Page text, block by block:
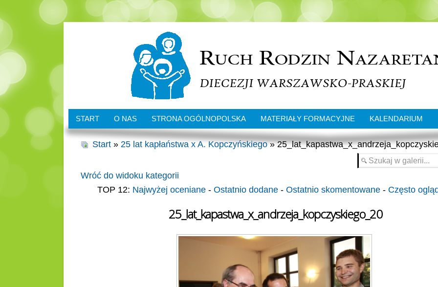
START O NAS STRONA OGÓLNOPOLSKA MATERIAŁY FORMACYJNE KALENDARIUM
Start» 25 lat kapłaństwa x A. Kopczyńskiego»
Wróć do widoku kategorii
TOP 12: Najwyżej oceniane- Ostatnio dodane- Ostatnio skomentowane- Często
25_lat_kapastwa_x_andrzeja_kopczyskiego_20